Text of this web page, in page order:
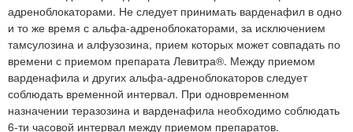
адреноблокаторами. Не следует принимать варденафил в одно
и то же время с альфа-адреноблокаторами, за исключением
тамсулозина и алфузозина, прием которых может совпадать по
времени с приемом препарата Левитра®. Между приемом
варденафила и других альфа-адреноблокаторов следует
соблюдать временной интервал. При одновременном
назначении теразозина и варденафила необходимо соблюдать
6-ти часовой интервал между приемом препаратов.